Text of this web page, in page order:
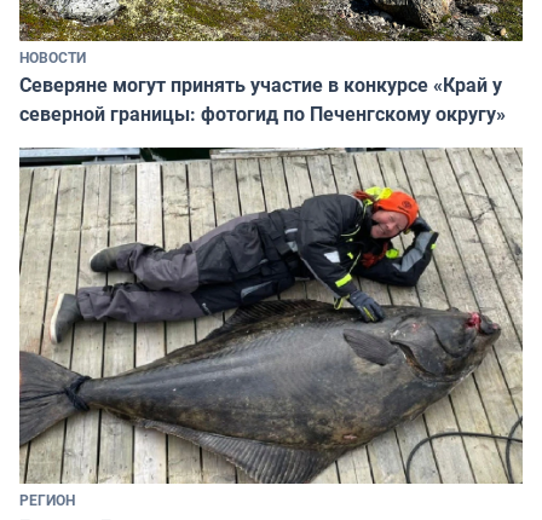
НОВОСТИ
Северяне могут принять участие в конкурсе «Край у
северной границы: фотогид по Печенгскому округу»
РЕГИОН